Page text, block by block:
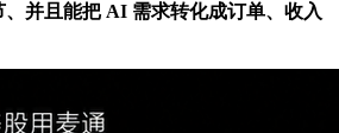
并且能把 AI 需求转化成订单、收入